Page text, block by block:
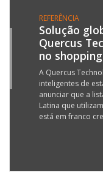
REFERÊNCIA
Solução
Quercus
no
A Quercus
inteligentes de
anunciar que a
Latina que
está em franco